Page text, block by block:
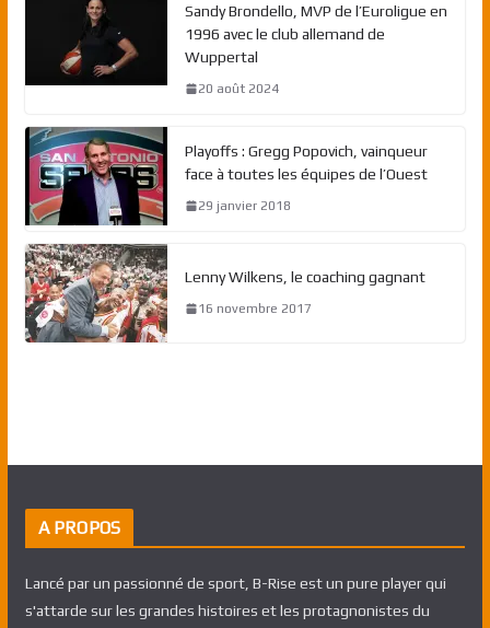
Sandy Brondello, MVP de l’Euroligue en
1996 avec le club allemand de
Wuppertal
20 août 2024
Playoffs : Gregg Popovich, vainqueur
face à toutes les équipes de l’Ouest
29 janvier 2018
Lenny Wilkens, le coaching gagnant
16 novembre 2017
A PROPOS
Lancé par un passionné de sport, B-Rise est un pure player qui
s'attarde sur les grandes histoires et les protagnonistes du